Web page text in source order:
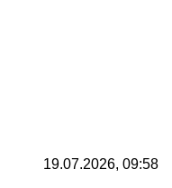
19.07.2026, 09:58